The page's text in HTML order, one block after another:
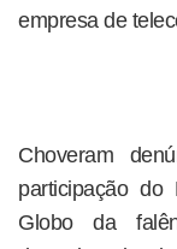
empresa de
Choveram
participação
Globo da